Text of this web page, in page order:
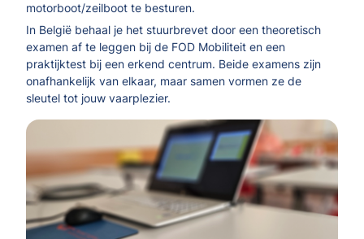
motorboot/zeilboot te besturen.
In België behaal je het stuurbrevet door een theoretisch
examen af te leggen bij de FOD Mobiliteit en een
praktijktest bij een erkend centrum. Beide examens zijn
onafhankelijk van elkaar, maar samen vormen ze de
sleutel tot jouw vaarplezier.